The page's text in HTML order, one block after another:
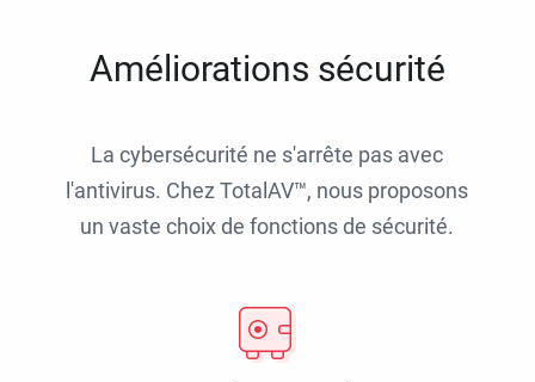
Améliorations sécurité
La cybersécurité ne s'arrête pas avec
l'antivirus. Chez TotalAV™, nous proposons
un vaste choix de fonctions de sécurité.